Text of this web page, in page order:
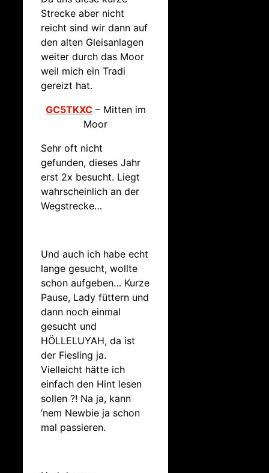
Strecke aber nicht
reicht sind wir dann auf
den alten Gleisanlagen
weiter durch das Moor
weil mich ein Tradi
gereizt hat.
GC5TKXC– Mitten im
Moor
Sehr oft nicht
gefunden, dieses Jahr
erst 2x besucht. Liegt
wahrscheinlich an der
Wegstrecke…
Und auch ich habe echt
lange gesucht, wollte
schon aufgeben… Kurze
Pause, Lady füttern und
dann noch einmal
gesucht und
HÖLLELUYAH, da ist
der Fiesling ja.
Vielleicht hätte ich
einfach den Hint lesen
sollen ?! Na ja, kann
’nem Newbie ja schon
mal passieren.